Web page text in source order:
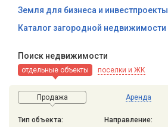
Земля для бизнеса и инвестпроекты
Каталог загородной недвижимости
Поиск недвижимости
отдельные объекты поселки и ЖК
Продажа Аренда
Тип объекта: Направление: